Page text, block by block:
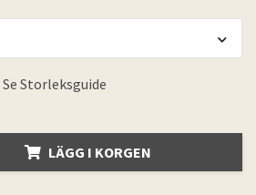
Se Storleksguide
LÄGG I KORGEN